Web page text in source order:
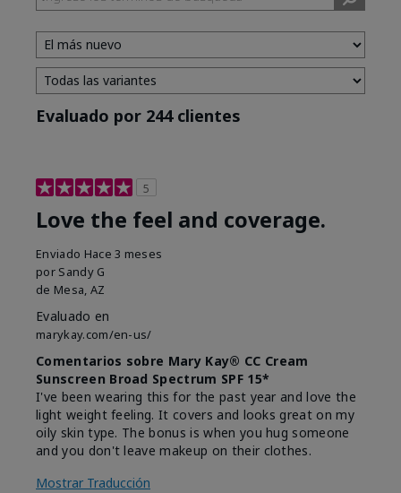
Evaluado por 244 clientes
5
Love the feel and coverage.
Enviado Hace 3 meses
por Sandy G
de Mesa, AZ
Evaluado en
marykay.com/en-us/
Comentarios sobre Mary Kay® CC Cream
Sunscreen Broad Spectrum SPF 15*
I've been wearing this for the past year and love the
light weight feeling. It covers and looks great on my
oily skin type. The bonus is when you hug someone
and you don't leave makeup on their clothes.
Mostrar Traducción